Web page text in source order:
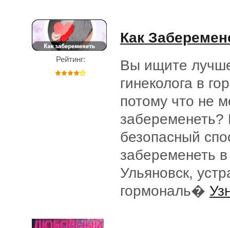
Рейтинг:
Как
Вы ищите
гинеколога в
потому что не
забеременеть?
безопасный
забеременеть в
Ульяновск,
гормональ�